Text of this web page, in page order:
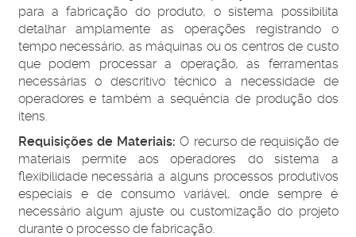
para a fabricação do produto, o sistema possibilita
detalhar amplamente as operações registrando o
tempo necessário, as máquinas ou os centros de custo
que podem processar a operação, as ferramentas
necessárias o descritivo técnico a necessidade de
operadores e também a sequência de produção dos
itens.
Requisições de Materiais:O recurso de requisição de
materiais permite aos operadores do sistema a
flexibilidade necessária a alguns processos produtivos
especiais e de consumo variável, onde sempre é
necessário algum ajuste ou customização do projeto
durante o processo de fabricação.